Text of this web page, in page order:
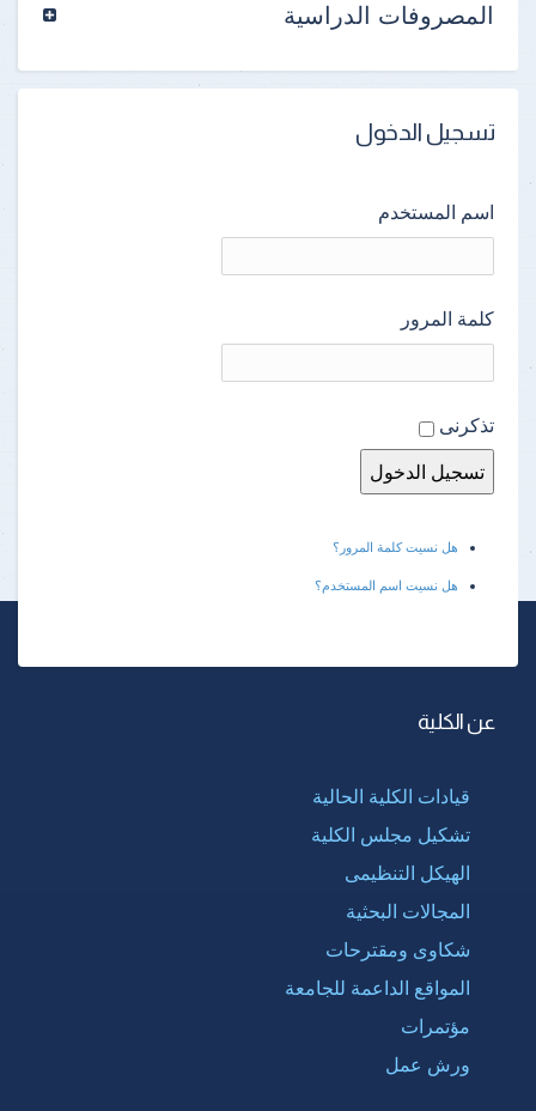
المصروفات الدراسية
تسجيل الدخول
اسم المستخدم
كلمة المرور
تذكرنى
هل نسيت كلمة المرور؟
هل نسيت اسم المستخدم؟
عن الكلية
قيادات الكلية الحالية
تشكيل مجلس الكلية
الهيكل التنظيمى
المجالات البحثية
شكاوى ومقترحات
المواقع الداعمة للجامعة
مؤتمرات
ورش عمل